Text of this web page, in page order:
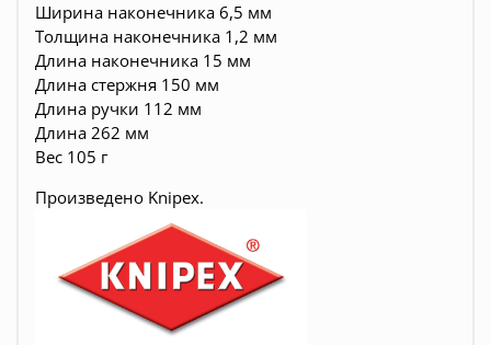
Ширина наконечника 6,5 мм
Толщина наконечника 1,2 мм
Длина наконечника 15 мм
Длина стержня 150 мм
Длина ручки 112 мм
Длина 262 мм
Вес 105 г
Произведено Knipex.